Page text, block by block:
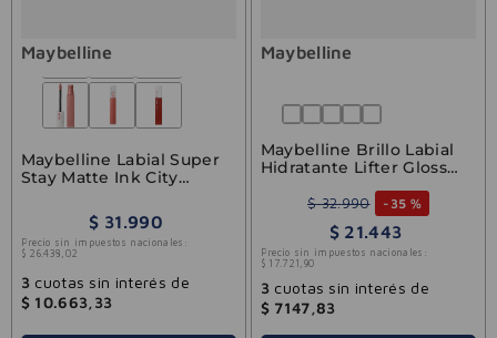
Maybelline
Maybelline Labial Super
Stay Matte Ink City
$ 31.990
Precio sin impuestos nacionales:
$ 26.438 02
3cuotas sin interés de
$ 10.663 33
Maybelline
Maybelline Brillo Labial
Hidratante Lifter Gloss
$ 32.990 - 35 %
$ 21.443
Precio sin impuestos nacionales:
$ 17. 721 90
3cuotas sin interés de
$ 7147 83